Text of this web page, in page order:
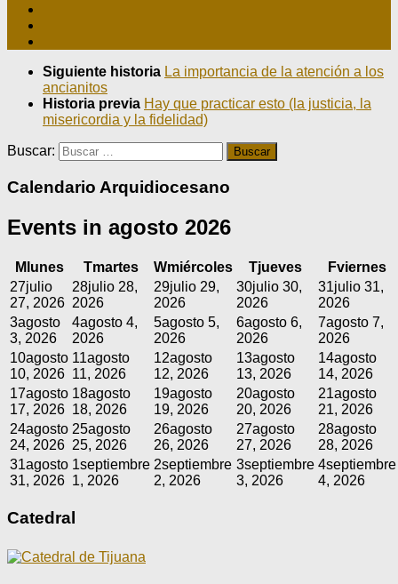
Siguiente historia La importancia de la atención a los
ancianitos
Historia previa Hay que practicar esto (la justicia, la
misericordia y la fidelidad)
Buscar:
Calendario Arquidiocesano
Events in agosto 2026
M lunes Tmartes Wmiércoles Tjueves Fviernes
27julio
27, 2026
28julio 28,
2026
29julio 29,
2026
30julio 30,
2026
31julio 31,
2026
3agosto
3, 2026
4agosto 4,
2026
5agosto 5,
2026
6agosto 6,
2026
7agosto 7,
2026
10agosto
10, 2026
11agosto
11, 2026
12agosto
12, 2026
13agosto
13, 2026
14agosto
14, 2026
17agosto
17, 2026
18agosto
18, 2026
19agosto
19, 2026
20agosto
20, 2026
21agosto
21, 2026
24agosto
24, 2026
25agosto
25, 2026
26agosto
26, 2026
27agosto
27, 2026
28agosto
28, 2026
31agosto
31, 2026
1septiembre
1, 2026
2septiembre
2, 2026
3septiembre
3, 2026
4septiembre
4, 2026
Catedral